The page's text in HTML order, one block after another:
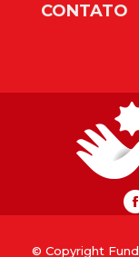
CONTATO
© Copyright